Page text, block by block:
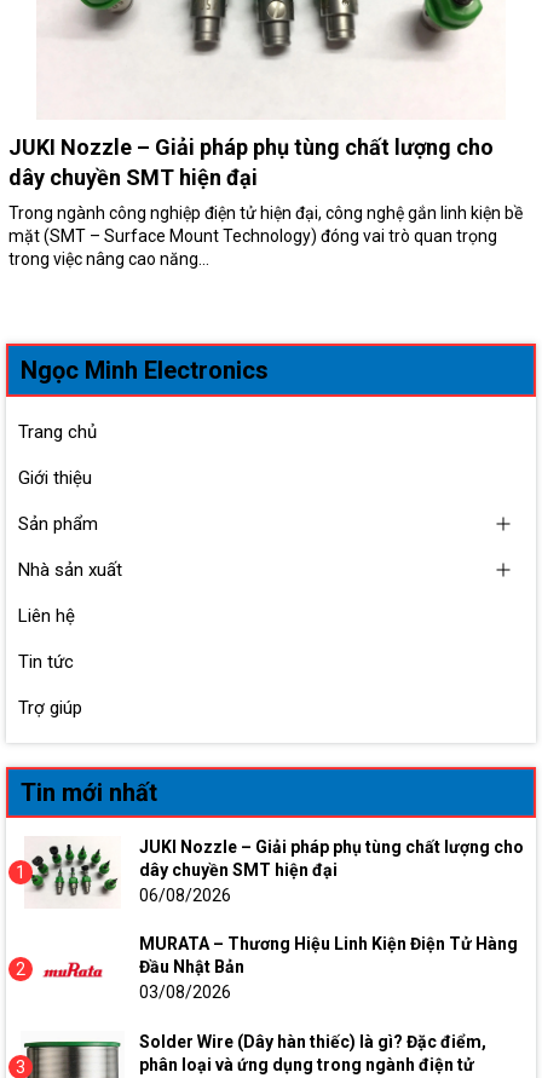
JUKI Nozzle – Giải pháp phụ tùng chất lượng cho
dây chuyền SMT hiện đại
Trong ngành công nghiệp điện tử hiện đại, công nghệ gắn linh kiện bề
mặt (SMT – Surface Mount Technology) đóng vai trò quan trọng
trong việc nâng cao năng...
Ngọc Minh Electronics
Trang chủ
Giới thiệu
Sản phẩm
Nhà sản xuất
Liên hệ
Tin tức
Trợ giúp
Tin mới nhất
1
JUKI Nozzle – Giải pháp phụ tùng chất lượng cho
dây chuyền SMT hiện đại
06/08/2026
2
MURATA – Thương Hiệu Linh Kiện Điện Tử Hàng
Đầu Nhật Bản
03/08/2026
3
Solder Wire (Dây hàn thiếc) là gì? Đặc điểm,
phân loại và ứng dụng trong ngành điện tử